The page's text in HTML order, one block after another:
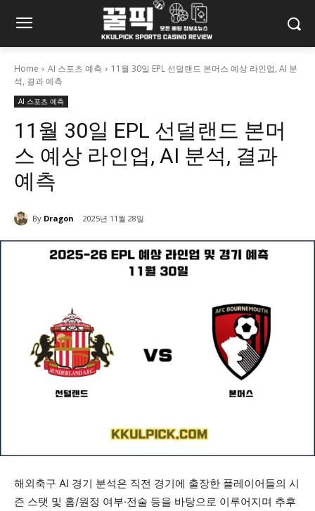
Home AI 스포츠 예측
11월 30일 EPL 선덜랜드 본머스 예상 라인업, AI 분
석, 결과 예측
AI 스포츠 예측
11월 30일 EPL 선덜랜드 본머
스 예상 라인업, AI 분석, 결과
예측
By Dragon 2025년 11월 28일
해외축구 AI 경기 분석은 직전 경기에 출장한 플레이어들의 시
즌 스탯 및 홈/원정 여부·전술 등을 바탕으로 이루어지며 추후